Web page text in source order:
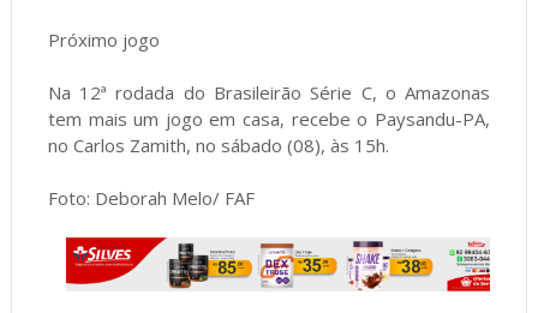
Próximo jogo
Na 12ª rodada do Brasileirão Série C, o Amazonas
tem mais um jogo em casa, recebe o Paysandu-PA,
no Carlos Zamith, no sábado (08), às 15h.
Foto: Deborah Melo/ FAF